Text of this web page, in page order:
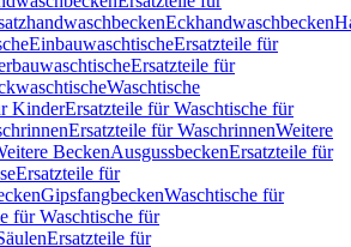
Eckhandwaschbecken
EinbauwaschtischeErsatzteile für
Ersatzteile für
Waschtische
KinderErsatzteile für Waschtische für
Ersatzteile für WaschrinnenWeitere
BeckenAusgussbeckenErsatzteile für
Ersatzteile für
GipsfangbeckenWaschtische für
für Waschtische für
Ersatzteile für